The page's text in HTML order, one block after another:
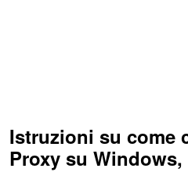
Istruzioni su come
Proxy su